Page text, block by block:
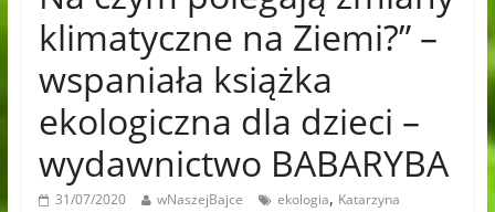
klimatyczne na Ziemi?” –
wspaniała książka
ekologiczna dla dzieci –
wydawnictwo BABARYBA
31/07/2020 wNaszejBajce ekologia, Katarzyna